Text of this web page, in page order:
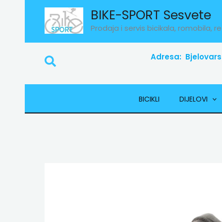
content
BIKE-SPORT Sesvete
Prodaja i servis bicikala, romobila,
Search Adresa:
BICIKLI DIJELOVI